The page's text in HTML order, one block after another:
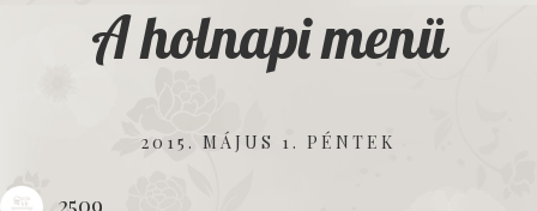
A holnapi menü
2015. MÁJUS 1. PÉNTEK
2509